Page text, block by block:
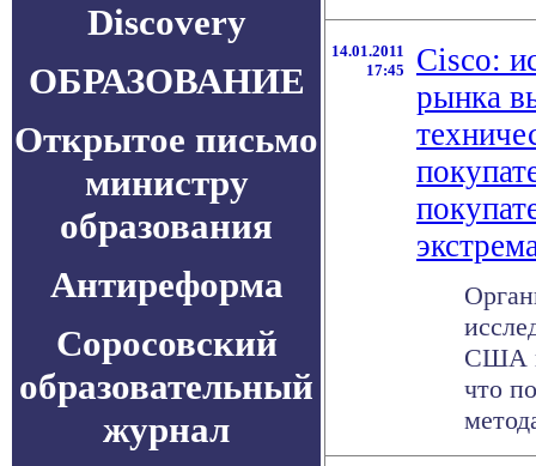
Discovery
ОБРАЗОВАНИЕ
Открытое письмо
министру
образования
Антиреформа
Соросовский
образовательный
журнал
14.01.2011
17:45
Cisco:
рынка
США и
что